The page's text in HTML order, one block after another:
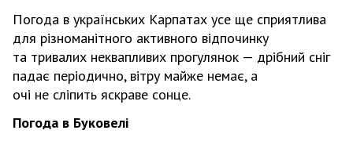
Погода в українських Карпатах усе ще сприятлива
для різноманітного активного відпочинку
та тривалих неквапливих прогулянок — дрібний сніг
падає періодично, вітру майже немає, а
очі не сліпить яскраве сонце.
Погода в Буковелі